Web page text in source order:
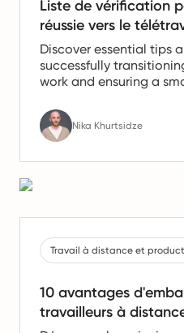
Liste de vérification
réussie vers le
Discover essential tips
successfully
work and ensuring a
Nika Khurtsidze
Travail à distance et
10 avantages
travailleurs à